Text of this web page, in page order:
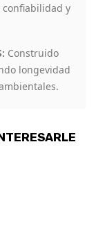
confiabilidad y
Construido
longevidad